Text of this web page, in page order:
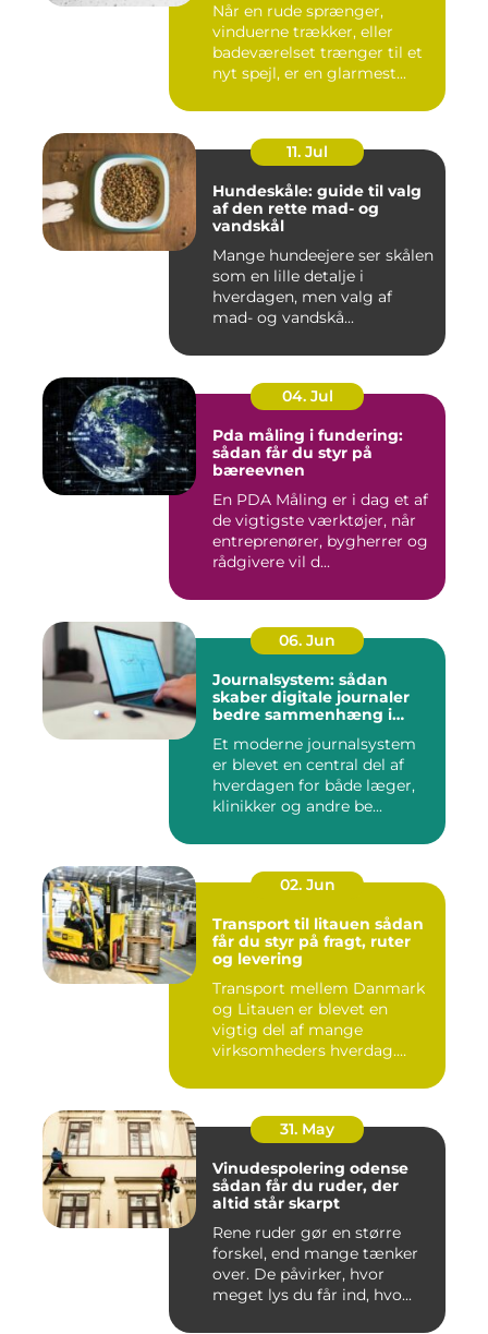
Når en rude sprænger,
vinduerne trækker, eller
badeværelset trænger til et
nyt spejl, er en glarmest...
11. Jul
Hundeskåle: guide til valg
af den rette mad- og
vandskål
Mange hundeejere ser skålen
som en lille detalje i
hverdagen, men valg af
mad- og vandskå...
04. Jul
Pda måling i fundering:
sådan får du styr på
bæreevnen
En PDA Måling er i dag et af
de vigtigste værktøjer, når
entreprenører, bygherrer og
rådgivere vil d...
06. Jun
Journalsystem: sådan
skaber digitale journaler
bedre sammenhæng i
Et moderne journalsystem
er blevet en central del af
hverdagen for både læger,
klinikker og andre be...
02. Jun
Transport til litauen sådan
får du styr på fragt, ruter
og levering
Transport mellem Danmark
og Litauen er blevet en
vigtig del af mange
virksomheders hverdag.
31. May
Vinudespolering odense
sådan får du ruder, der
altid står skarpt
Rene ruder gør en større
forskel, end mange tænker
over. De påvirker, hvor
meget lys du får ind, hvo...